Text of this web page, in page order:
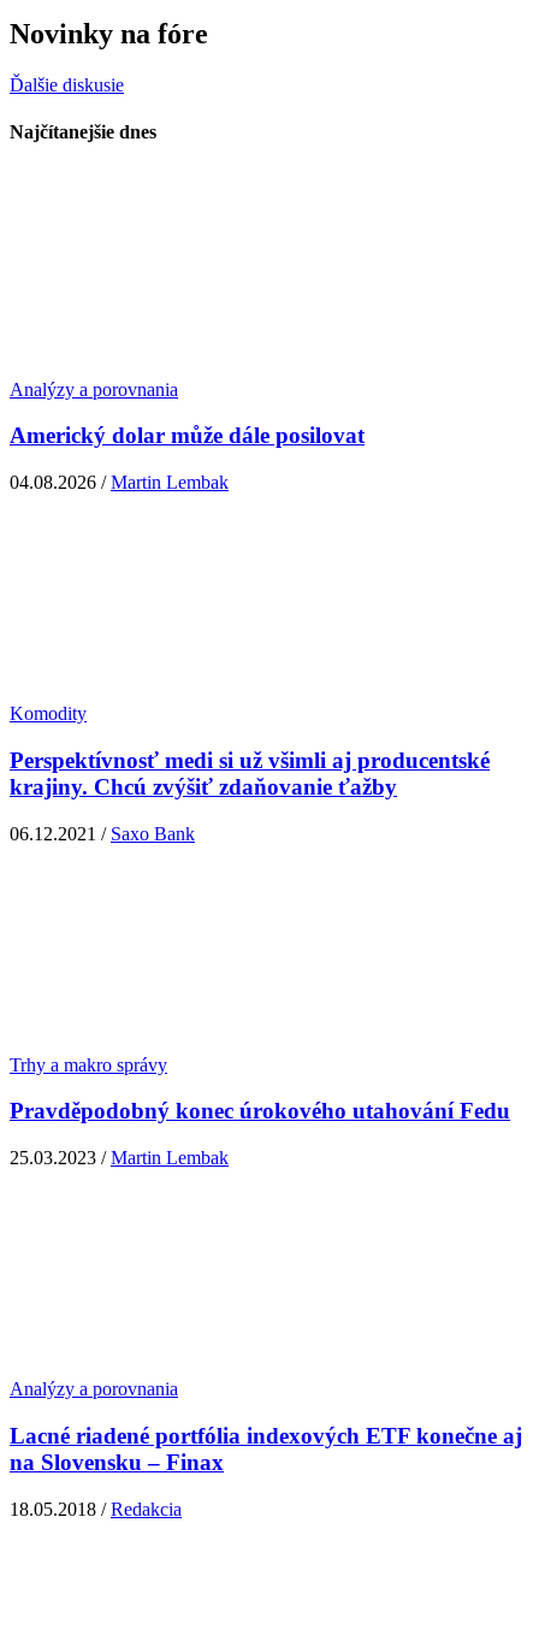
Novinky na fóre
Ďalšie diskusie
Najčítanejšie dnes
Analýzy a porovnania
Americký dolar může dále posilovat
04.08.2026 /Martin Lembak
Komodity
Perspektívnosť medi si už všimli aj producentské
krajiny. Chcú zvýšiť zdaňovanie ťažby
06.12.2021 / Saxo Bank
Trhy a makro správy
Pravděpodobný konec úrokového utahování Fedu
25.03.2023 /Martin Lembak
Analýzy a porovnania
Lacné riadené portfólia indexových ETF konečne aj
na Slovensku – Finax
18.05.2018 /Redakcia